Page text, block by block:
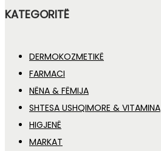
KATEGORITË
DERMOKOZMETIKË
FARMACI
NËNA & FËMIJA
SHTESA USHQIMORE & VITAMINA
HIGJENË
MARKAT